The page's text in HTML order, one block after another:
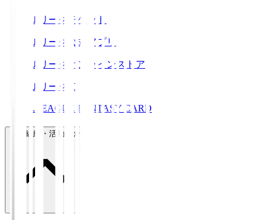
Ｊリーグチケット
Ｊリーグ公式アプリ
Ｊリーグオンラインストア
ＪリーグID
J.LEAGUE FANTASY CARD
運営組織・活動紹介